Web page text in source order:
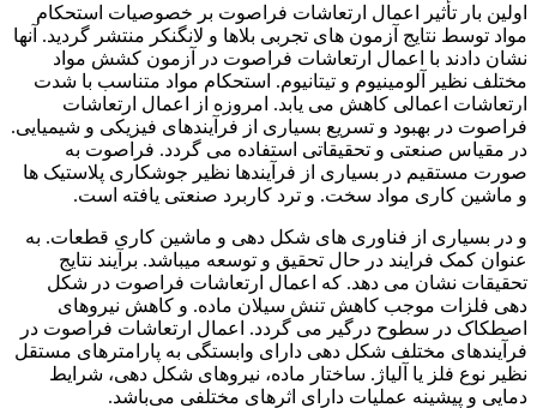
اولین بار تأثیر اعمال ارتعاشات فراصوت بر خصوصیات استحکام
مواد توسط نتایج آزمون های تجربی بلاها و لانگنکر منتشر گردید. آنها
نشان دادند با اعمال ارتعاشات فراصوت در آزمون کشش مواد
مختلف نظیر آلومینیوم و تیتانیوم. استحکام مواد متناسب با شدت
ارتعاشات اعمالی کاهش می یابد. امروزه از اعمال ارتعاشات
فراصوت در بهبود و تسریع بسیاری از فرآیندهای فیزیکی و شیمیایی.
در مقیاس صنعتی و تحقیقاتی استفاده می گردد. فراصوت به
صورت مستقیم در بسیاری از فرآیندها نظیر جوشکاری پلاستیک ها
و ماشین کاری مواد سخت. و ترد کاربرد صنعتی یافته است.
و در بسیاری از فناوری های شکل دهی و ماشین کاری قطعات. به
عنوان کمک فرایند در حال تحقیق و توسعه میباشد. برآیند نتایج
تحقیقات نشان می دهد. که اعمال ارتعاشات فراصوت در شکل
دهی فلزات موجب کاهش تنش سیلان ماده. و کاهش نیروهای
اصطکاک در سطوح درگیر می گردد. اعمال ارتعاشات فراصوت در
فرآیندهای مختلف شکل دهی دارای وابستگی به پارامترهای مستقل
نظیر نوع فلز یا آلیاژ. ساختار ماده، نیروهای شکل دهی، شرایط
دمایی و پیشینه عملیات دارای اثرهای مختلفی می‌باشد.